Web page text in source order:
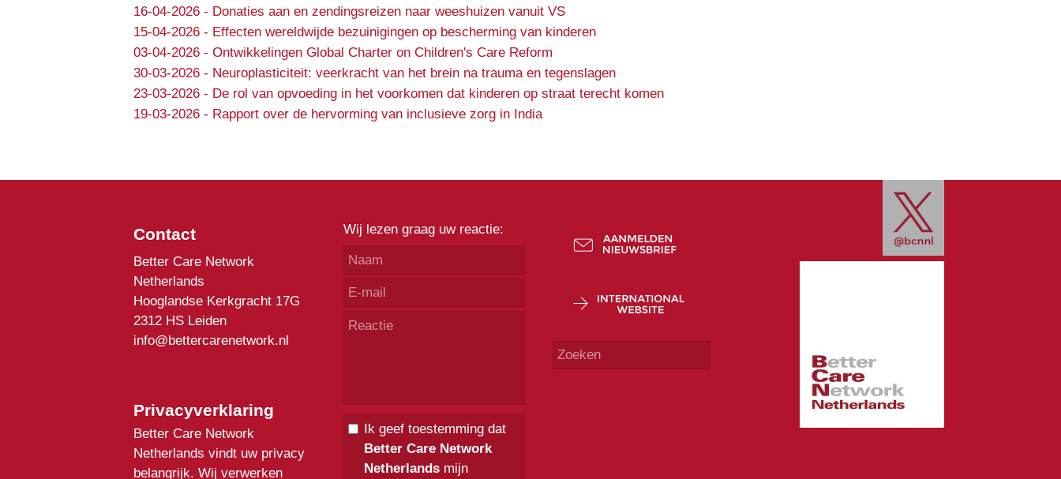
16-04-2026- Donaties aan en zendingsreizen naar weeshuizen vanuit VS
15-04-2026- Effecten wereldwijde bezuinigingen op bescherming van kinderen
03-04-2026- Ontwikkelingen Global Charter on Children's Care Reform
30-03-2026- Neuroplasticiteit: veerkracht van het brein na trauma en tegenslagen
23-03-2026- De rol van opvoeding in het voorkomen dat kinderen op straat terecht komen
19-03-2026- Rapport over de hervorming van inclusieve zorg in India
Contact
Better Care Network
Netherlands
Hooglandse Kerkgracht 17G
2312 HS Leiden
info@bettercarenetwork.nl
Privacyverklaring
Better Care Network
Netherlands vindt uw privacy
belangrijk. Wij verwerken
Wij lezen graag uw reactie:
Ik geef toestemming dat
Better Care Network
Netherlandsmijn